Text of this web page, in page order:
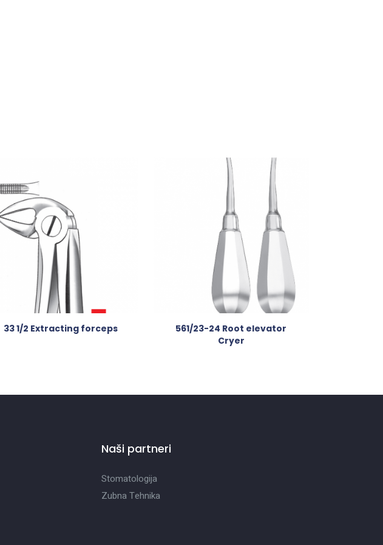
33 1/2 Extracting forceps
561/23-24 Root elevator
Cryer
Naši partneri
Stomatologija
Zubna Tehnika